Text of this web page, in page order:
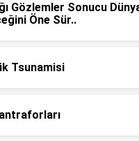
Gözlemler Sonucu
Öne Sür..
Tsunamisi